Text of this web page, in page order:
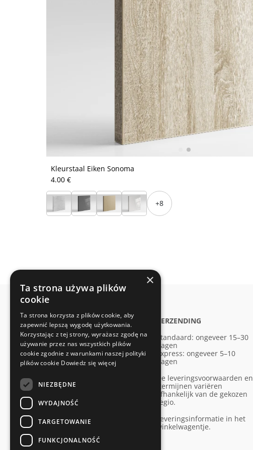
Kleurstaal Eiken Sonoma
4.00 €
+8
SUPPORT
Kantoor in Duitsland
(Internationaal)
info@smartbett.com
Tel.: +49 5176 6944002
(Duits, Engels)
Vrijdag: 08:30 – 15:00
Zaterdag & Zondag: Gesloten
Contract herroepen
VERZENDING
Standaard: ongeveer 15–30
dagen
Express: ongeveer 5–10
dagen
De leveringsvoorwaarden en
-termijnen variëren
afhankelijk van de gekozen
regio.
Leveringsinformatie in het
winkelwagentje.
×
Ta strona używa plików
cookie
Ta strona korzysta z plików cookie, aby
zapewnić lepszą wygodę użytkowania.
Korzystając z tej strony, wyrażasz zgodę na
używanie przez nas wszystkich plików
cookie zgodnie z warunkami naszej polityki
plików cookie Dowiedz się więcej
NIEZBĘDNE
WYDAJNOŚĆ
TARGETOWANIE
FUNKCJONALNOŚĆ